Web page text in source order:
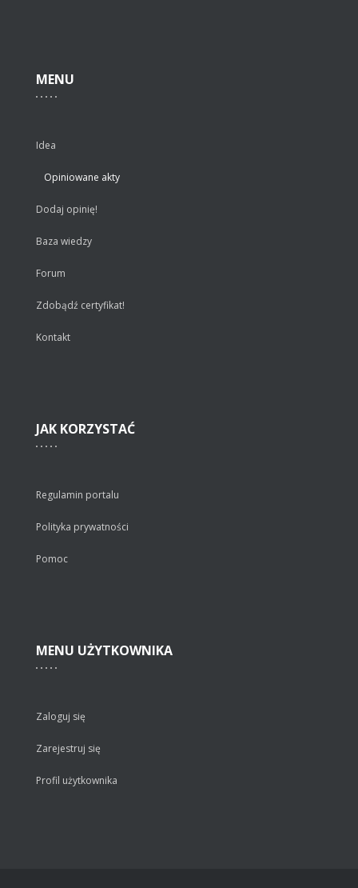
MENU
Idea
Opiniowane akty
Dodaj opinię!
Baza wiedzy
Forum
Zdobądź certyfikat!
Kontakt
JAK KORZYSTAĆ
Regulamin portalu
Polityka prywatności
Pomoc
MENU UŻYTKOWNIKA
Zaloguj się
Zarejestruj się
Profil użytkownika